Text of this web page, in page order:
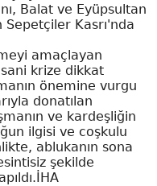
Balat ve Eyüpsultan
Sepetçiler Kasrı'nda
amaçlayan
krize dikkat
önemine vurgu
donatılan
ve kardeşliğin
ilgisi ve coşkulu
ablukanın sona
şekilde